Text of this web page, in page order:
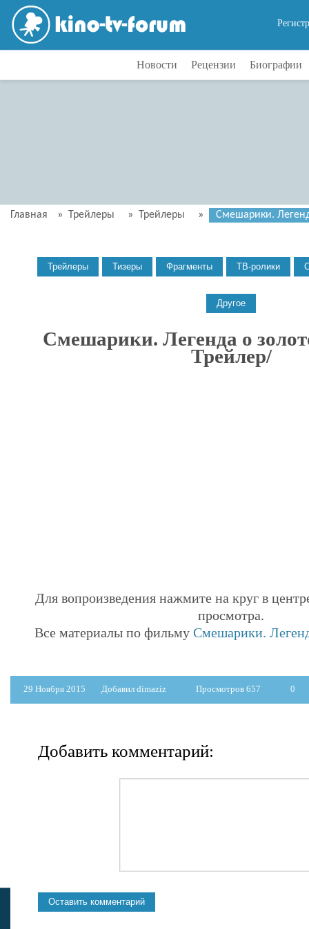
Новости Рецензии Биографии
Главная » Трейлеры » Трейлеры » Смешарики.
Смешарики. Легенда о
Трейлер/
Для вопроизведения нажмите на круг в
просмотра.
Все материалы по фильмуСмешарики.
29 Ноября 2015 Добавил dimaziz Просмотров 657 0
Добавить комментарий: